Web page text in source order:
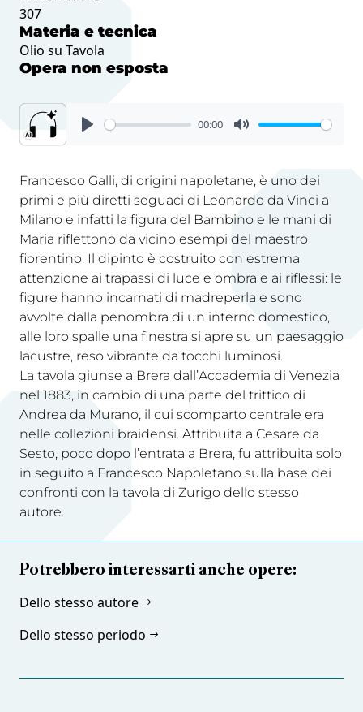
307
Materia e tecnica
Olio su Tavola
Opera non esposta
00:00
Francesco Galli, di origini napoletane, è uno dei
primi e più diretti seguaci di Leonardo da Vinci a
Milano e infatti la figura del Bambino e le mani di
Maria riflettono da vicino esempi del maestro
fiorentino. Il dipinto è costruito con estrema
attenzione ai trapassi di luce e ombra e ai riflessi: le
figure hanno incarnati di madreperla e sono
avvolte dalla penombra di un interno domestico,
alle loro spalle una finestra si apre su un paesaggio
lacustre, reso vibrante da tocchi luminosi.
La tavola giunse a Brera dall’Accademia di Venezia
nel 1883, in cambio di una parte del trittico di
Andrea da Murano, il cui scomparto centrale era
nelle collezioni braidensi. Attribuita a Cesare da
Sesto, poco dopo l’entrata a Brera, fu attribuita solo
in seguito a Francesco Napoletano sulla base dei
confronti con la tavola di Zurigo dello stesso
autore.
Potrebbero interessarti anche opere:
Dello stesso autore
Dello stesso periodo